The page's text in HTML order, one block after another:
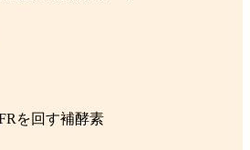
を回す補酵素